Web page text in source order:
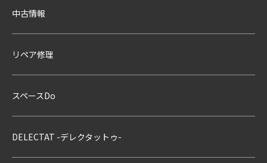
中古情報
リペア修理
スペースDo
DELECTAT -デレクタットゥ-